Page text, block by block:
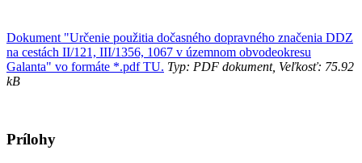
Dokument "Určenie použitia dočasného dopravného značenia DDZ
na cestách II/121, III/1356, 1067 v územnom obvodeokresu
Galanta" vo formáte *.pdf TU. Typ: PDF dokument, Veľkosť: 75.92
kB
Prílohy